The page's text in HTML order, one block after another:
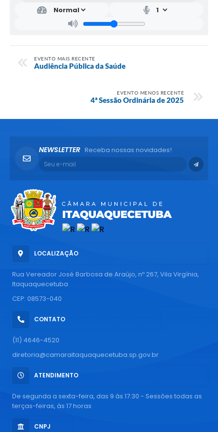
EVENTO MAIS RECENTE
Audiência Pública da Saúde
EVENTO MENOS RECENTE
4ª Sessão Ordinária de 2025
LOCALIZAÇÃO
Rua Vereador José Barbosa de Araújo, nº 267, Vila Virgínia,
Itaquaquecetuba
CEP: 08573-040
CONTATO
(11) 4646-4520
diretoria@camaraitaquaquecetuba.sp.gov.br
ATENDIMENTO
De segunda a sexta-feira, das 9 às 17:30 - Sessões todas as
terças-feiras, às 17 horas
CNPJ
NEWSLETTER Receba nossas novidades!